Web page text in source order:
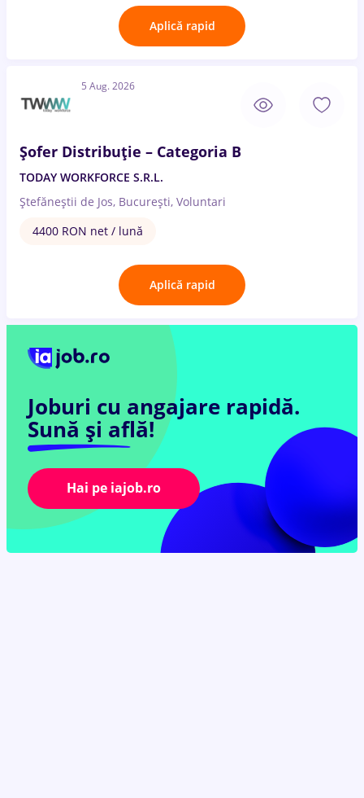
Aplică rapid
5 Aug. 2026
Șofer Distribuție – Categoria B
TODAY WORKFORCE S.R.L.
Ștefăneștii de Jos, București, Voluntari
4400 RON net / lună
Aplică rapid
Joburi cu angajare rapidă.
Sună și află!
Hai pe iajob.ro